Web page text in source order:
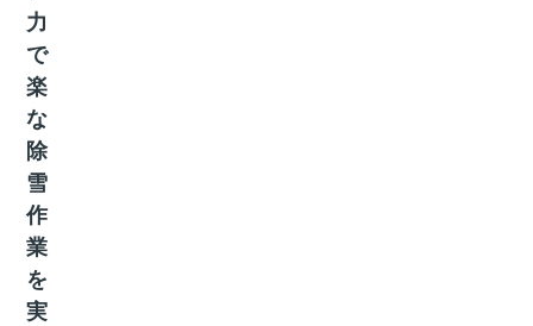
力
で
楽
な
除
雪
作
業
を
実